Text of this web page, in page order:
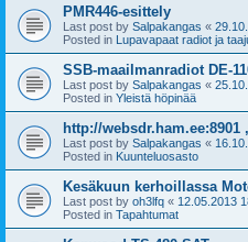
PMR446-esittely
Last post by Salpakangas «
Posted in Lupavapaat radiot ja
SSB-maailmanradiot DE-
Last post by Salpakangas «
Posted in Yleistä höpinää
http://
Last post by Salpakangas «
Posted in Kuunteluosasto
Kesäkuun kerhoillassa
Last post by oh3lfq « 12.05.2013
Posted in Tapahtumat